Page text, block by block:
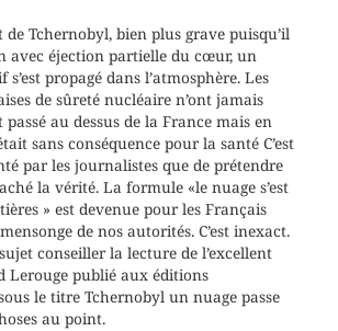
de Tchernobyl, bien plus grave puisqu’il
avec éjection partielle du cœur, un
propagé dans l’atmosphère. Les
de sûreté nucléaire n’ont jamais
passé au dessus de la France mais en
sans conséquence pour la santé C’est
par les journalistes que de prétendre
la vérité. La formule «le nuage s’est
» est devenue pour les Français
de nos autorités. C’est inexact.
conseiller la lecture de l’excellent
Lerouge publié aux éditions
le titre Tchernobyl un nuage passe
au point.